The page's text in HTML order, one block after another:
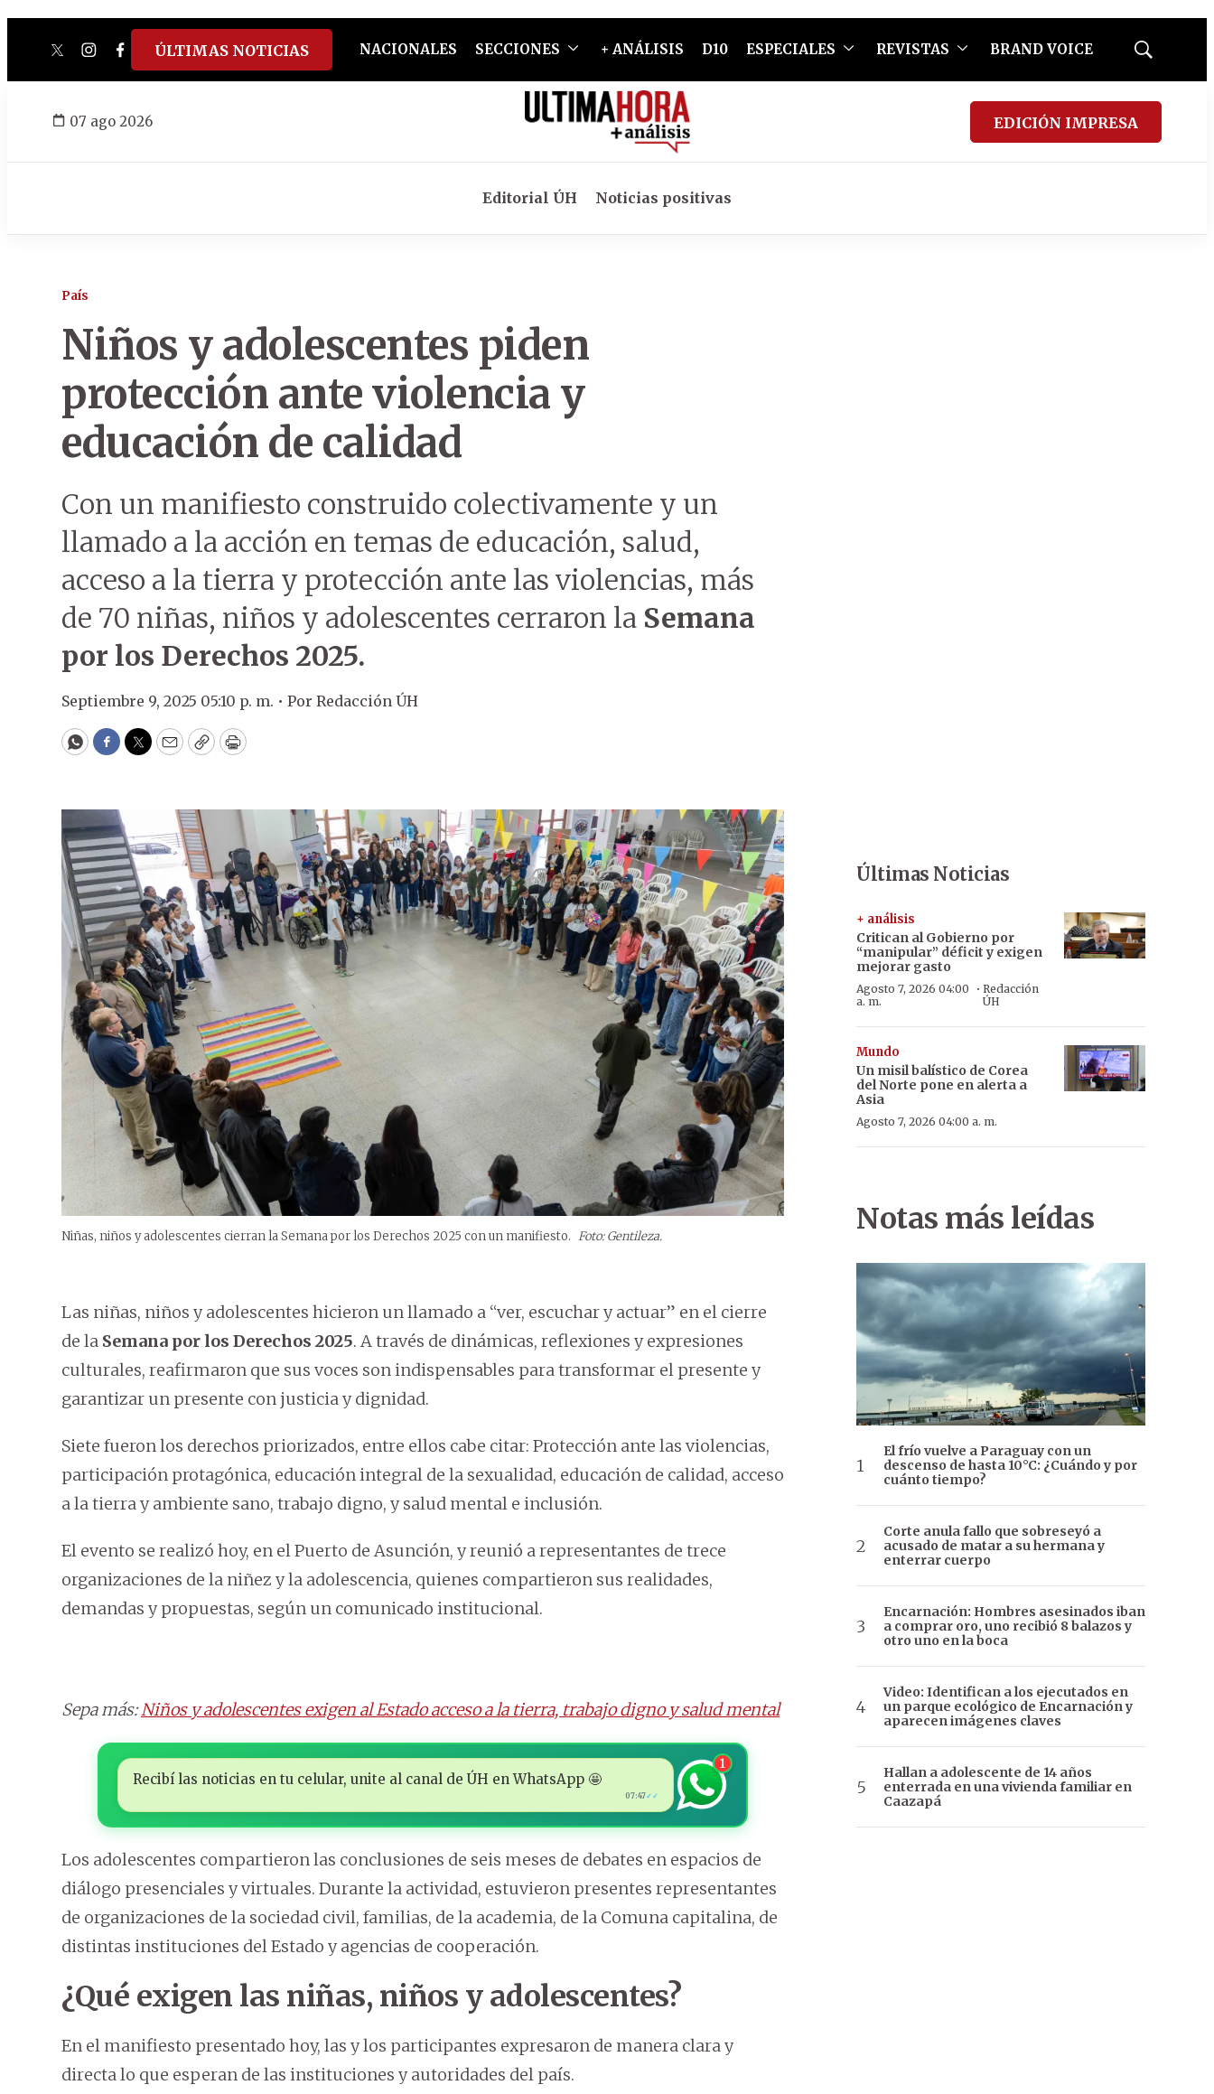
twitterinstagram
facebook
tiktokyoutube
spotify
ÚLTIMAS NOTICIAS NACIONALES SECCIONES + ANÁLISIS D10 ESPECIALES REVISTAS BRAND VOICE
Mostrar
07 ago 2026 EDICIÓN IMPRESA
Editorial ÚH Noticias positivas
País
Niños y adolescentes piden
protección ante violencia y
educación de calidad
Con un manifiesto construido colectivamente y un
llamado a la acción en temas de educación, salud,
acceso a la tierra y protección ante las violencias, más
de 70 niñas, niños y adolescentes cerraron la Semana
por los Derechos 2025.
Septiembre 9, 2025 05:10 p. m. • Por Redacción ÚH
WhatsApp
Facebook
Twitter
EmailCopyPrint
Niñas, niños y adolescentes cierran la Semana por los Derechos 2025 con un manifiesto. Foto: Gentileza.
Las niñas, niños y adolescentes hicieron un llamado a “ver, escuchar y actuar” en el cierre
de la Semana por los Derechos 2025. A través de dinámicas, reflexiones y expresiones
culturales, reafirmaron que sus voces son indispensables para transformar el presente y
garantizar un presente con justicia y dignidad.
Siete fueron los derechos priorizados, entre ellos cabe citar: Protección ante las violencias,
participación protagónica, educación integral de la sexualidad, educación de calidad, acceso
a la tierra y ambiente sano, trabajo digno, y salud mental e inclusión.
El evento se realizó hoy, en el Puerto de Asunción, y reunió a representantes de trece
organizaciones de la niñez y la adolescencia, quienes compartieron sus realidades,
demandas y propuestas, según un comunicado institucional.
Sepa más:Niños y adolescentes exigen al Estado acceso a la tierra, trabajo digno y salud mental
Recibí las noticias en tu celular, unite al canal de ÚH en WhatsApp 🤩
07:47✓✓
1
Los adolescentes compartieron las conclusiones de seis meses de debates en espacios de
diálogo presenciales y virtuales. Durante la actividad, estuvieron presentes representantes
de organizaciones de la sociedad civil, familias, de la academia, de la Comuna capitalina, de
distintas instituciones del Estado y agencias de cooperación.
¿Qué exigen las niñas, niños y adolescentes?
En el manifiesto presentado hoy, las y los participantes expresaron de manera clara y
directa lo que esperan de las instituciones y autoridades del país.
Últimas Noticias
+ análisis
Critican al Gobierno por
“manipular” déficit y exigen
mejorar gasto
Agosto 7, 2026 04:00
a. m.
· Redacción
ÚH
Mundo
Un misil balístico de Corea
del Norte pone en alerta a
Asia
Agosto 7, 2026 04:00 a. m.
Notas más leídas
El frío vuelve a Paraguay con un
descenso de hasta 10°C: ¿Cuándo y por
cuánto tiempo?
Corte anula fallo que sobreseyó a
acusado de matar a su hermana y
enterrar cuerpo
Encarnación: Hombres asesinados iban
a comprar oro, uno recibió 8 balazos y
otro uno en la boca
Video: Identifican a los ejecutados en
un parque ecológico de Encarnación y
aparecen imágenes claves
Hallan a adolescente de 14 años
enterrada en una vivienda familiar en
Caazapá